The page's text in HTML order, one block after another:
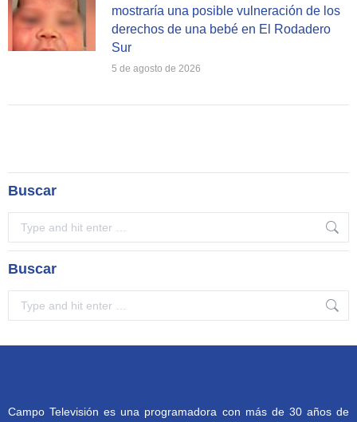
mostraría una posible vulneración de los
derechos de una bebé en El Rodadero
Sur
5 de agosto de 2026
Buscar
Buscar
Campo Televisión es una programadora con más de 30 años de